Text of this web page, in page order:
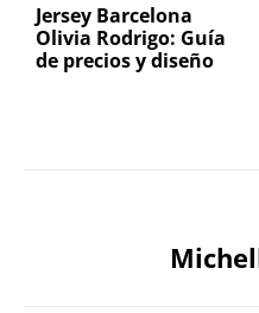
Jersey Barcelona
Olivia Rodrigo: Guía
de precios y diseño